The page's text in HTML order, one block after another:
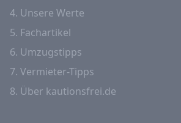
4. Unsere Werte
5. Fachartikel
6. Umzugstipps
7. Vermieter-Tipps
8. Über kautionsfrei.de